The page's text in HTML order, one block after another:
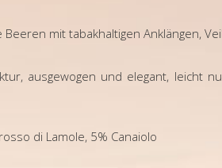
mit tabakhaltigen Anklängen,
ausgewogen und elegant, leicht
di Lamole, 5% Canaiolo